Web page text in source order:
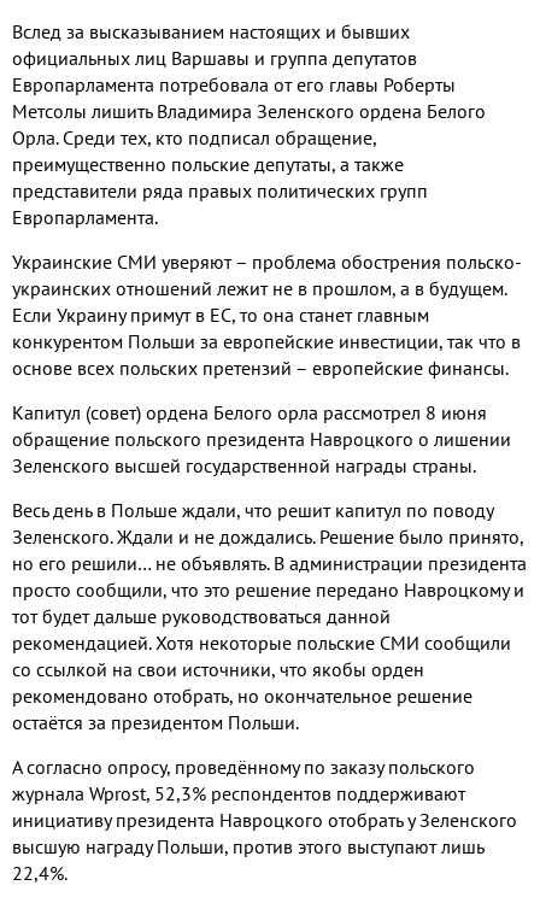
Вслед за высказыванием настоящих и бывших
официальных лиц Варшавы и группа депутатов
Европарламента потребовала от его главы Роберты
Метсолы лишить Владимира Зеленского ордена Белого
Орла. Среди тех, кто подписал обращение,
преимущественно польские депутаты, а также
представители ряда правых политических групп
Европарламента.
Украинские СМИ уверяют – проблема обострения польско-
украинских отношений лежит не в прошлом, а в будущем.
Если Украину примут в ЕС, то она станет главным
конкурентом Польши за европейские инвестиции, так что в
основе всех польских претензий – европейские финансы.
Капитул (совет) ордена Белого орла рассмотрел 8 июня
обращение польского президента Навроцкого о лишении
Зеленского высшей государственной награды страны.
Весь день в Польше ждали, что решит капитул по поводу
Зеленского. Ждали и не дождались. Решение было принято,
но его решили… не объявлять. В администрации президента
просто сообщили, что это решение передано Навроцкому и
тот будет дальше руководствоваться данной
рекомендацией. Хотя некоторые польские СМИ сообщили
со ссылкой на свои источники, что якобы орден
рекомендовано отобрать, но окончательное решение
остаётся за президентом Польши.
А согласно опросу, проведённому по заказу польского
журнала Wprost, 52,3% респондентов поддерживают
инициативу президента Навроцкого отобрать у Зеленского
высшую награду Польши, против этого выступают лишь
22,4%.